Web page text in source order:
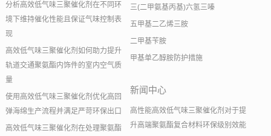
分析高效低气味三聚催化剂在不同环
境下维持催化性能且保证气味控制表
现
高效低气味三聚催化剂如何助力提升
轨道交通聚氨酯内饰件的室内空气质
量
使用高效低气味三聚催化剂优化高回
弹海绵生产流程并满足严苛环保出口
高效低气味三聚催化剂在处理聚氨酯
三(二甲氨基丙基)六氢三嗪
五甲基二乙烯三胺
二甲基苄胺
甲基单乙醇胺防护措施
新闻中心
高性能高效低气味三聚催化剂对于提
升高端聚氨酯复合材料环保级别效能